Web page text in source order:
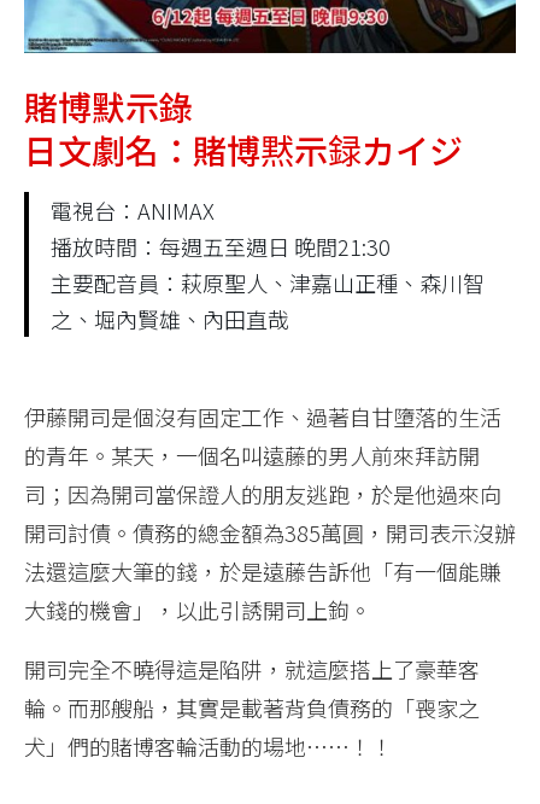
賭博默示錄
日文劇名：賭博黙示録カイジ
電視台：ANIMAX
播放時間：每週五至週日 晚間21:30
主要配音員：萩原聖人、津嘉山正種、森川智
之、堀內賢雄、內田直哉
伊藤開司是個沒有固定工作、過著自甘墮落的生活
的青年。某天，一個名叫遠藤的男人前來拜訪開
司；因為開司當保證人的朋友逃跑，於是他過來向
開司討債。債務的總金額為385萬圓，開司表示沒辦
法還這麼大筆的錢，於是遠藤告訴他「有一個能賺
大錢的機會」，以此引誘開司上鉤。
開司完全不曉得這是陷阱，就這麼搭上了豪華客
輪。而那艘船，其實是載著背負債務的「喪家之
犬」們的賭博客輪活動的場地……！！